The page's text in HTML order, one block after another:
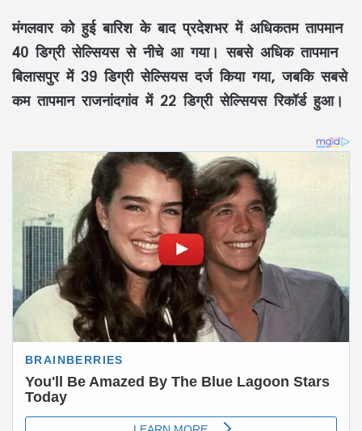
मंगलवार को हुई बारिश के बाद प्रदेशभर में अधिकतम तापमान
40 डिग्री सेल्सियस से नीचे आ गया। सबसे अधिक तापमान
बिलासपुर में 39 डिग्री सेल्सियस दर्ज किया गया, जबकि सबसे
कम तापमान राजनांदगांव में 22 डिग्री सेल्सियस रिकॉर्ड हुआ।